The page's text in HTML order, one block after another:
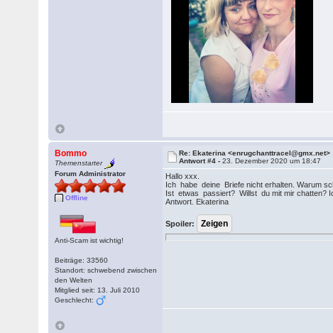
Bommo
Themenstarter
Forum Administrator
Offline
Anti-Scam ist wichtig!
Beiträge: 33560
Standort: schwebend zwischen
den Welten
Mitglied seit: 13. Juli 2010
Geschlecht:
Re: Ekaterina <enrugchanttracel@gmx.net>
Antwort #4 -23. Dezember 2020 um 18:47
Hallo xxx.
Ich habe deine Briefe nicht erhalten. Warum
Ist etwas passiert? Willst du mit mir chatten?
Antwort. Ekaterina
Spoiler: